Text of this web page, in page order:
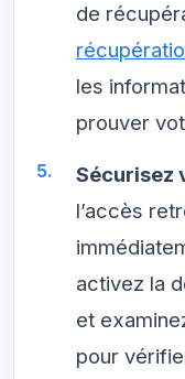
de
les
prouver
Sécurisez
l’accès
activez la
et
pour